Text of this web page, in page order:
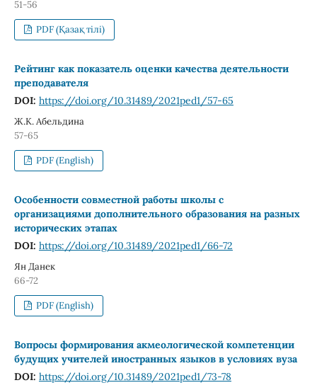
51-56
PDF (Қазақ тілі)
Рейтинг как показатель оценки качества деятельности
преподавателя
DOI: https://doi.org/10.31489/2021ped1/57-65
Ж.К. Абельдина
57-65
PDF (English)
Особенности совместной работы школы с
организациями дополнительного образования на разных
исторических этапах
DOI: https://doi.org/10.31489/2021ped1/66-72
Ян Данек
66-72
PDF (English)
Вопросы формирования акмеологической компетенции
будущих учителей иностранных языков в условиях вуза
DOI: https://doi.org/10.31489/2021ped1/73-78